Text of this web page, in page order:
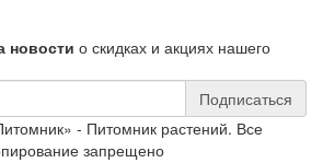
новости о скидках и акциях нашего
Подписаться
- Питомник растений. Все
запрещено